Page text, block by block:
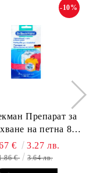
Препарат за
на петна 80
гр. Пауч
-10%
€ 3.27 лв.
€ 3.64 лв.